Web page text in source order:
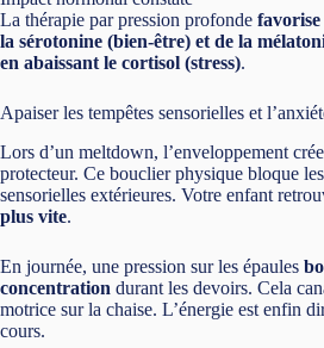
La thérapie par pression profonde favorise
la sérotonine (bien-être) et de la
en abaissant le cortisol (stress).
Apaiser les tempêtes sensorielles et
Lors d’un meltdown, l’enveloppement
protecteur. Ce bouclier physique bloque
sensorielles extérieures. Votre enfant
plus vite.
En journée, une pression sur les épaules
concentration durant les devoirs. Cela
motrice sur la chaise. L’énergie est enfin
cours.